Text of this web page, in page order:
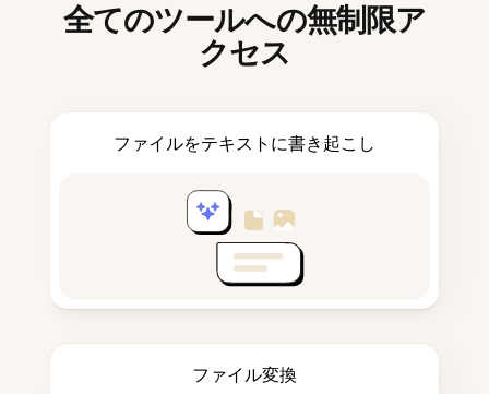
全てのツールへの無制限ア
クセス
ファイルをテキストに書き起こし
ファイル変換